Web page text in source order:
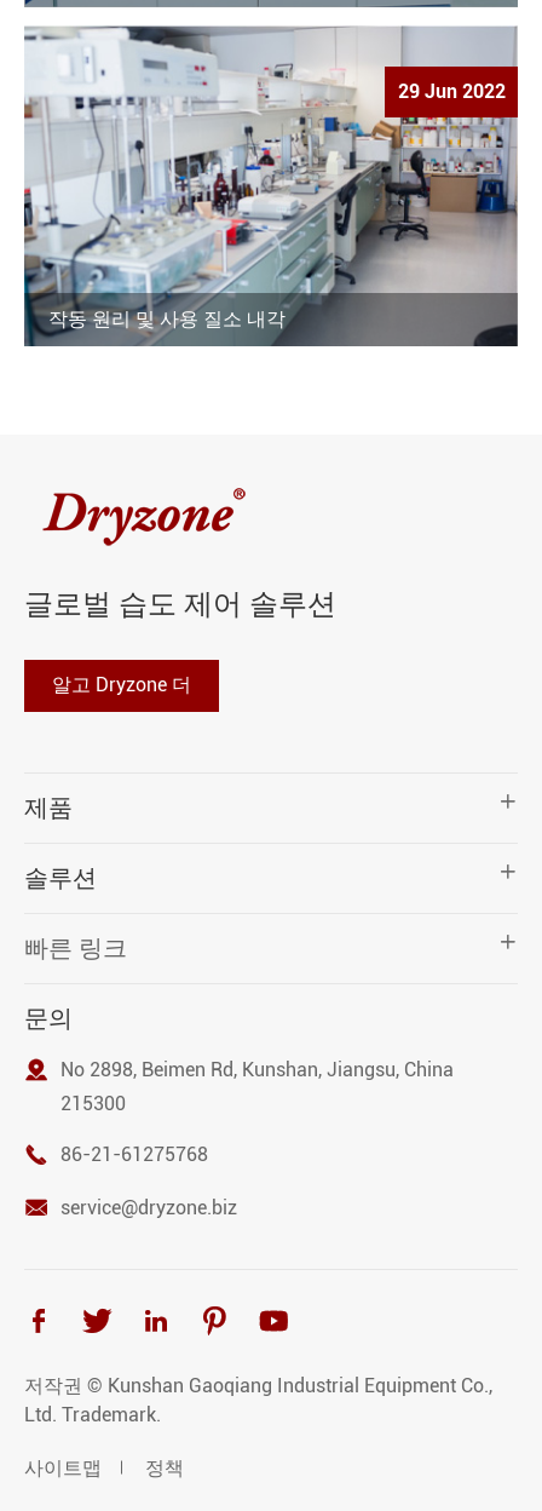
29 Jun 2022
작동 원리 및 사용 질소 내각
글로벌 습도 제어 솔루션
알고 Dryzone 더
제품 
솔루션 
빠른 링크 
문의

No 2898, Beimen Rd, Kunshan, Jiangsu, China
215300
 86-21-61275768
 service@dryzone.biz
    
저작권 © Kunshan Gaoqiang Industrial Equipment Co.,
Ltd. Trademark.
사이트맵 정책